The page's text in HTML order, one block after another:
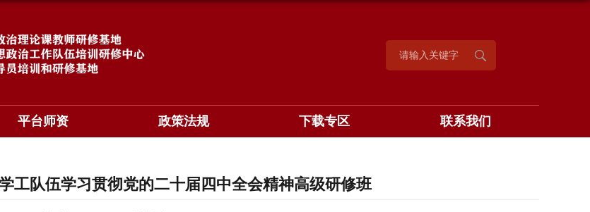
平台师资 政策法规 下载专区 联系我们
工队伍学习贯彻党的二十届四中全会精神高级研修班